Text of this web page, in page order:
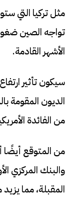
مثل تركيا التي
تواجه الصين
الأشهر القادمة.
سيكون تأثير
الديون المقومة
من الفائدة
من المتوقع أيضًا
والبنك المركزي
المقبلة، مما